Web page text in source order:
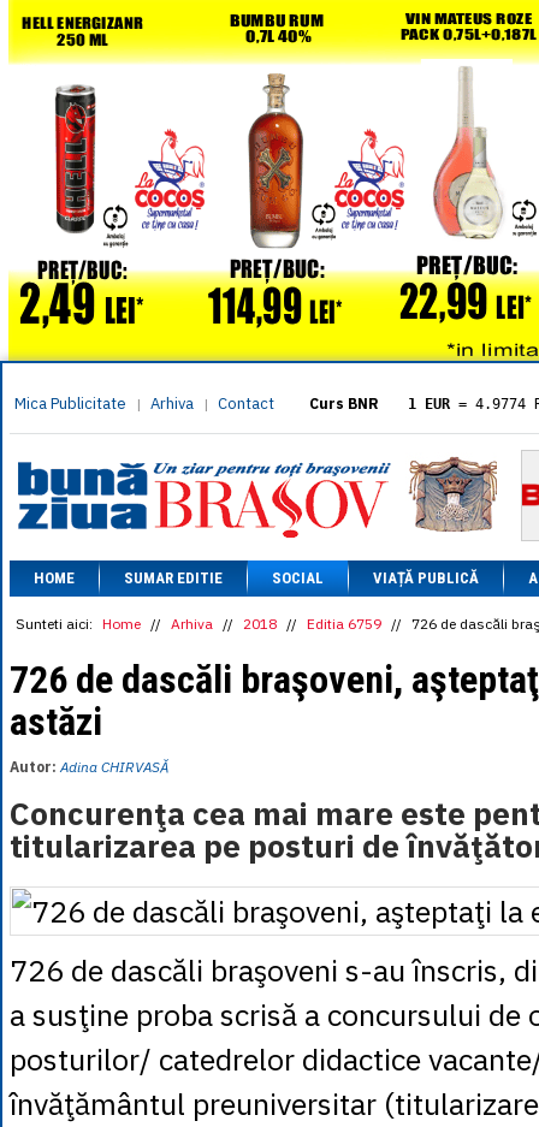
Mica Publicitate | Arhiva | Contact Curs BNR 1 EUR = 4.9774
= 5.8304
1 XAU= 464.4611
1 AED= 1.1933
1 AUD= 2.7957
1 BGN= 2.5449
1 CAD= 3.1559
1 CHF= 5.2813
1 CNY= 0.6015
= 0.6668
1 EGP = 0.0860
1 HUF
= 1.2223
1 MXN= 0.2227
1 NOK= 0.4191
1 NZD = 2.6097
1 RSD = 0.0425
1 RUB = 0.0530
1 TRY = 0.1141
= 0.1048
1 XDR
= 5.9383
HOME SUMAR EDITIE SOCIAL VIAȚĂ PUBLICĂ
Sunteti aici: Home // Arhiva // 2018 // Editia 6759 // 726 de dascăli
726 de dascăli braşoveni,
astăzi
Autor:Adina CHIRVASĂ
Concurenţa cea mai mare este
titularizarea pe posturi de
726 de dascăli braşoveni s-au înscris,
a susţine proba scrisă a concursului de
posturilor/ catedrelor didactice
învăţământul preuniversitar